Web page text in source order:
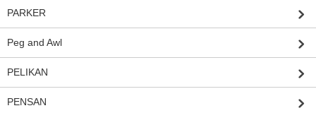
PARKER
Peg and Awl
PELIKAN
PENSAN